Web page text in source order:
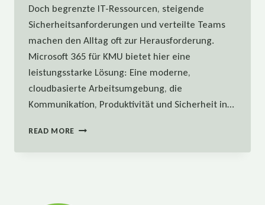
Doch begrenzte IT-Ressourcen, steigende
Sicherheitsanforderungen und verteilte Teams
machen den Alltag oft zur Herausforderung.
Microsoft 365 für KMU bietet hier eine
leistungsstarke Lösung: Eine moderne,
cloudbasierte Arbeitsumgebung, die
Kommunikation, Produktivität und Sicherheit in…
READ MORE DIE